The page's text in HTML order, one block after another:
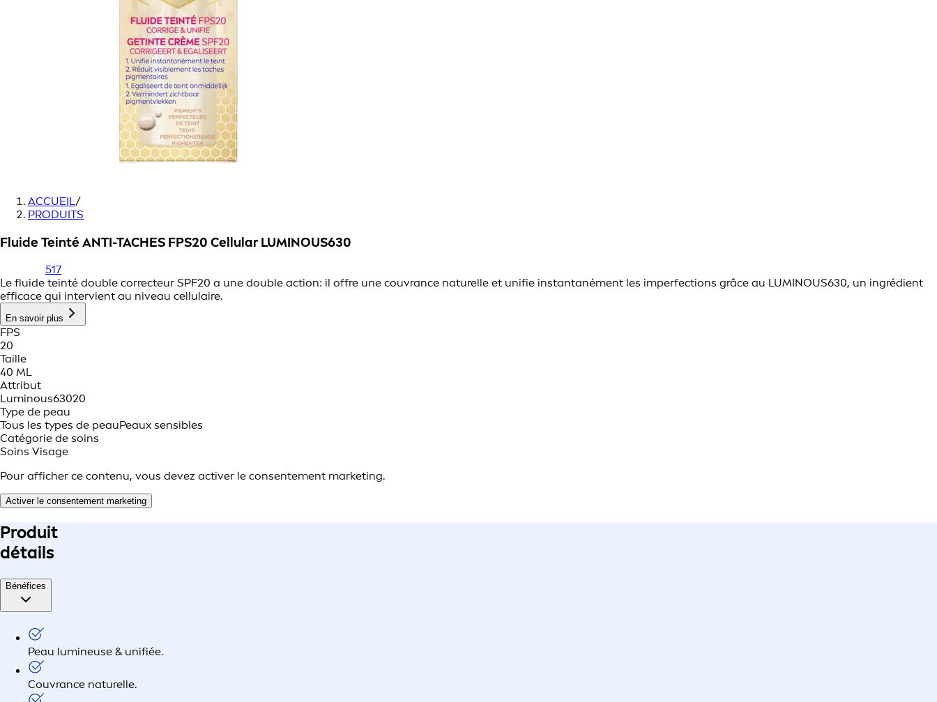
ACCUEIL/
PRODUITS
Fluide Teinté ANTI-TACHES FPS20 Cellular LUMINOUS630
517
Le fluide teinté double correcteur SPF20 a une double action: il offre une couvrance naturelle et unifie instantanément les imperfections grâce au LUMINOUS630, un ingrédient
efficace qui intervient au niveau cellulaire.
En savoir plus
FPS
20
Taille
40 ML
Attribut
Luminous63020
Type de peau
Tous les types de peauPeaux sensibles
Catégorie de soins
Soins Visage
Pour afficher ce contenu, vous devez activer le consentement marketing.
Activer le consentement marketing
Produit
détails
Bénéfices
Peau lumineuse & unifiée.
Couvrance naturelle.